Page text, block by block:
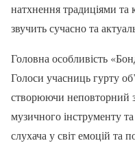
натхнення традиціями та
звучить сучасно та
Головна особливість
Голоси учасниць гурту
створюючи неповторний
музичного інструменту
слухача у світ емоцій та